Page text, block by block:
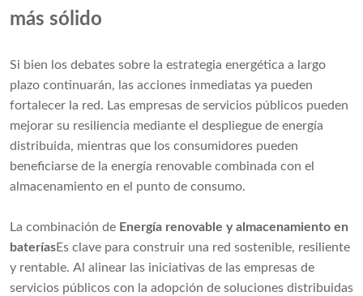
más sólido
Si bien los debates sobre la estrategia energética a largo
plazo continuarán, las acciones inmediatas ya pueden
fortalecer la red. Las empresas de servicios públicos pueden
mejorar su resiliencia mediante el despliegue de energía
distribuida, mientras que los consumidores pueden
beneficiarse de la energía renovable combinada con el
almacenamiento en el punto de consumo.
La combinación de Energía renovable y almacenamiento en
bateríasEs clave para construir una red sostenible, resiliente
y rentable. Al alinear las iniciativas de las empresas de
servicios públicos con la adopción de soluciones distribuidas